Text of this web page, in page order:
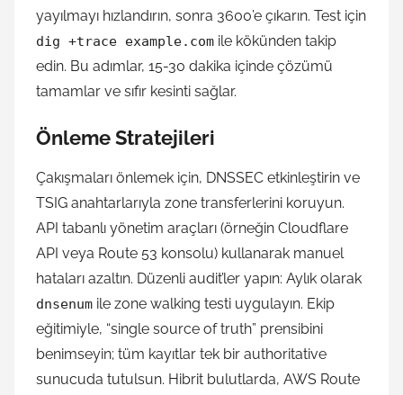
yayılmayı hızlandırın, sonra 3600’e çıkarın. Test için
dig +trace example.com ile kökünden takip
edin. Bu adımlar, 15-30 dakika içinde çözümü
tamamlar ve sıfır kesinti sağlar.
Önleme Stratejileri
Çakışmaları önlemek için, DNSSEC etkinleştirin ve
TSIG anahtarlarıyla zone transferlerini koruyun.
API tabanlı yönetim araçları (örneğin Cloudflare
API veya Route 53 konsolu) kullanarak manuel
hataları azaltın. Düzenli audit’ler yapın: Aylık olarak
dnsenum ile zone walking testi uygulayın. Ekip
eğitimiyle, “single source of truth” prensibini
benimseyin; tüm kayıtlar tek bir authoritative
sunucuda tutulsun. Hibrit bulutlarda, AWS Route